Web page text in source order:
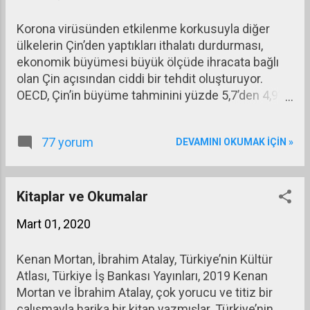
bir şey değildi. Fakat küresel krizin
etkisiyle dünyanın çabuk panikleyen
bir yapıya geldiğ...
sırada yer alıyor.
Korona virüsünden etkilenme korkusuyla diğer
ülkelerin Çin’den yaptıkları ithalatı durdurması,
ekonomik büyümesi büyük ölçüde ihracata bağlı
olan Çin açısından ciddi bir tehdit oluşturuyor.
OECD, Çin’in büyüme tahminini yüzde 5,7’den 4,9’a
Olumsuzluklar sadece ihracatta ortaya çıkacak
çöküşle sınırlı değil. Çin’in ucuz ürünleri birçok
ülkede ya kendi üretimlerinin yerini almış ya da
bulunuyor. Bazı ülkeler Çin’den ithal girdi alıp
yetinmiyor, dizaynını hazırladığı birçok ürünü ucuz
emek ve hammaddeden yararlanıp Çin’de
yaptırıyor. Bir başka deyişle Çin, dünyanın üretim
77 yorum DEVAMINI OKUMAK IÇIN »
Kitaplar ve Okumalar
Mart 01, 2020
Kenan Mortan, İbrahim Atalay, Türkiye’nin Kültür
Atlası, Türkiye İş Bankası Yayınları, 2019 Kenan
Mortan ve İbrahim Atalay, çok yorucu ve titiz bir